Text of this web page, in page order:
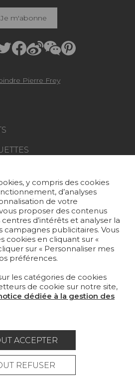
?
Je m'abonne
Pierre Frey
légales
de protection des
données
y compris des cookies
d’analyses
de votre
proposer des contenus
d’intérêts et analyser la
publicitaires. Vous
cookies en cliquant sur «
sur « Personnaliser mes
préférences.
les catégories de cookies
de cookie sur notre site,
dédiée à la gestion des
ACCEPTER
REFUSER